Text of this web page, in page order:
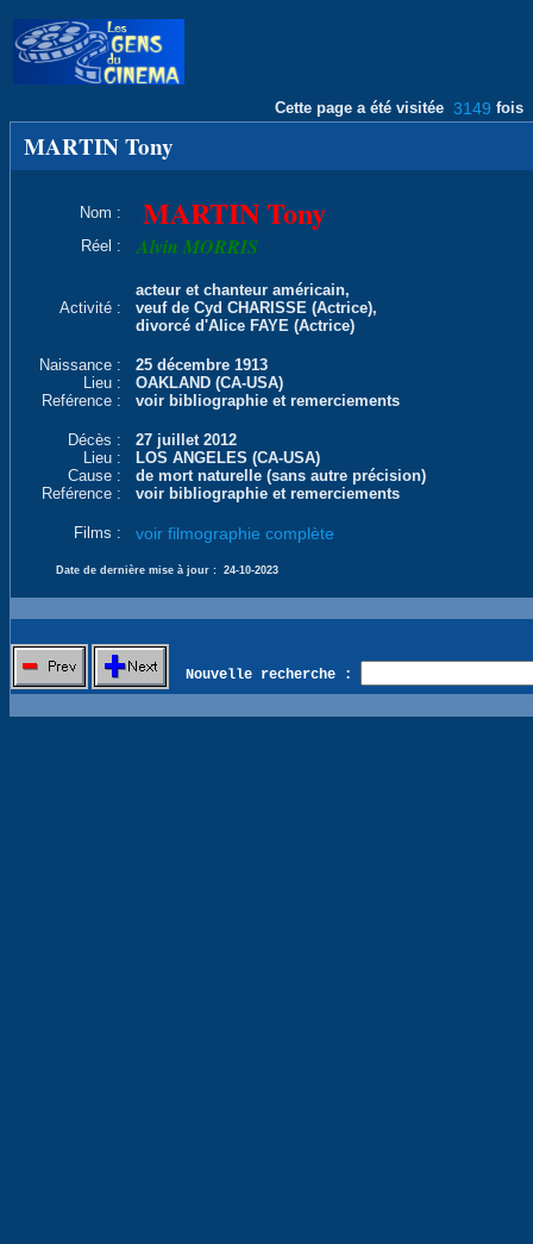
Cette page a été visitée 3149 fois
MARTIN Tony
Nom : MARTIN Tony
Réel : Alvin MORRIS
Activité :
acteur et chanteur américain,
veuf de Cyd CHARISSE (Actrice),
divorcé d'Alice FAYE (Actrice)
Naissance :
25 décembre 1913
Lieu :
OAKLAND (CA-USA)
Reférence :
voir bibliographie et remerciements
Décès :
27 juillet 2012
Lieu :
LOS ANGELES (CA-USA)
Cause :
de mort naturelle (sans autre précision)
Reférence :
voir bibliographie et remerciements
Films : voir filmographie complète
Date de dernière mise à jour : 24-10-2023
Nouvelle recherche :